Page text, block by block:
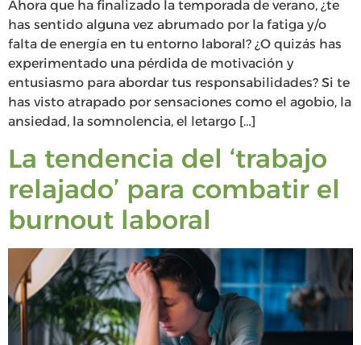
Ahora que ha finalizado la temporada de verano, ¿te
has sentido alguna vez abrumado por la fatiga y/o
falta de energía en tu entorno laboral? ¿O quizás has
experimentado una pérdida de motivación y
entusiasmo para abordar tus responsabilidades? Si te
has visto atrapado por sensaciones como el agobio, la
ansiedad, la somnolencia, el letargo […]
La tendencia del ‘trabajo
relajado’ para combatir el
burnout laboral